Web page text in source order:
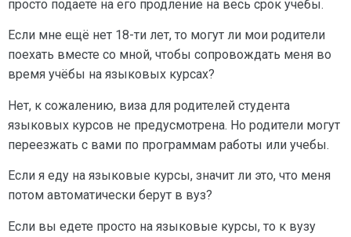
просто подаете на его продление на весь срок учебы.
Если мне ещё нет 18-ти лет, то могут ли мои родители
поехать вместе со мной, чтобы сопровождать меня во
время учёбы на языковых курсах?
Нет, к сожалению, виза для родителей студента
языковых курсов не предусмотрена. Но родители могут
переезжать с вами по программам работы или учебы.
Если я еду на языковые курсы, значит ли это, что меня
потом автоматически берут в вуз?
Если вы едете просто на языковые курсы, то к вузу